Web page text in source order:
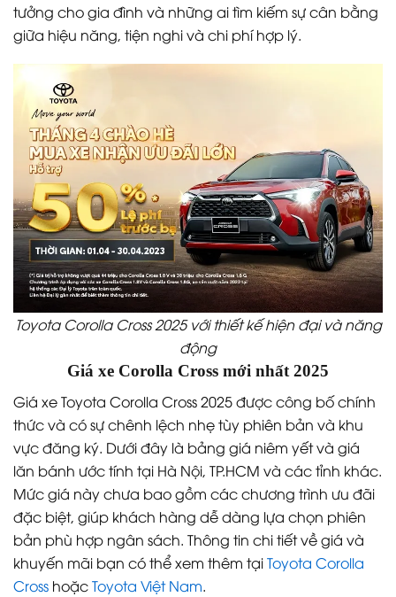
tưởng cho gia đình và những ai tìm kiếm sự cân bằng
giữa hiệu năng, tiện nghi và chi phí hợp lý.
Toyota Corolla Cross 2025 với thiết kế hiện đại và năng
động
Giá xe Corolla Cross mới nhất 2025
Giá xe Toyota Corolla Cross 2025 được công bố chính
thức và có sự chênh lệch nhẹ tùy phiên bản và khu
vực đăng ký. Dưới đây là bảng giá niêm yết và giá
lăn bánh ước tính tại Hà Nội, TP.HCM và các tỉnh khác.
Mức giá này chưa bao gồm các chương trình ưu đãi
đặc biệt, giúp khách hàng dễ dàng lựa chọn phiên
bản phù hợp ngân sách. Thông tin chi tiết về giá và
khuyến mãi bạn có thể xem thêm tạiToyota Corolla
Cross hoặcToyota Việt Nam.